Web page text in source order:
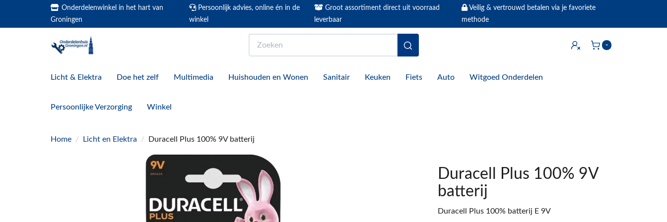
Onderdelenwinkel in het hart van
Groningen
Persoonlijk advies, online én in de
winkel
Groot assortiment direct uit voorraad
leverbaar
Veilig & vertrouwd betalen via je favoriete
methode
Inloggen -
Licht & Elektra Doe het zelf Multimedia Huishouden en Wonen Sanitair Keuken Fiets Auto Witgoed Onderdelen
Persoonlijke Verzorging Winkel
Home / Licht en Elektra / Duracell Plus 100% 9V batterij
Duracell Plus 100% 9V
batterij
Duracell Plus 100% batterij E 9V